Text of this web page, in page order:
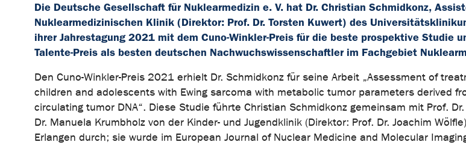
Die Deutsche Gesellschaft für Nuklearmedizin e. V. hat Dr. Christian Schmidkonz,
Nuklearmedizinischen Klinik (Direktor: Prof. Dr. Torsten Kuwert) des
ihrer Jahrestagung 2021 mit dem Cuno-Winkler-Preis für die beste prospektive Studie
Talente-Preis als besten deutschen Nachwuchswissenschaftler im Fachgebiet
Den Cuno-Winkler-Preis 2021 erhielt Dr. Schmidkonz für seine Arbeit „Assessment of
children and adolescents with Ewing sarcoma with metabolic tumor parameters derived
circulating tumor DNA“. Diese Studie führte Christian Schmidkonz gemeinsam mit Prof.
Dr. Manuela Krumbholz von der Kinder- und Jugendklinik (Direktor: Prof. Dr. Joachim
Erlangen durch; sie wurde im European Journal of Nuclear Medicine and Molecular